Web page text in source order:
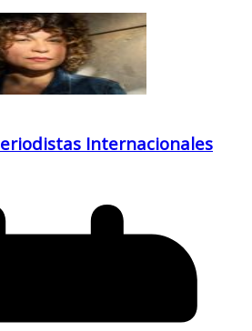
Internacionales